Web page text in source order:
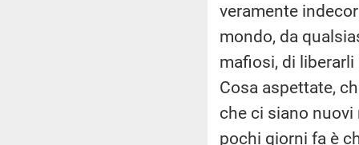
veramente
mondo, da
mafiosi, di
Cosa aspettate,
che ci siano
pochi giorni fa è